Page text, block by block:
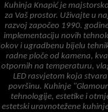
Kuhinja Knapić je
za Vaš prostor. Uživajte u
razvoj započeo 1990.
implementaciju novih
okov i ugradbenu bijelu
radne ploče od kamena,
otpornih na temperaturu,
LED rasvjetom koja
površinu. Kuhinje
tehnologije, estetike i
estetski uravnotežene